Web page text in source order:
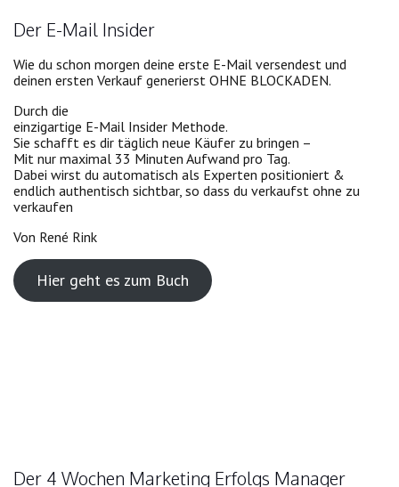
Der E-Mail Insider
Wie du schon morgen deine erste E-Mail versendest und
deinen ersten Verkauf generierst OHNE BLOCKADEN.
Durch die
einzigartige E-Mail Insider Methode.
Sie schafft es dir täglich neue Käufer zu bringen –
Mit nur maximal 33 Minuten Aufwand pro Tag.
Dabei wirst du automatisch als Experten positioniert &
endlich authentisch sichtbar, so dass du verkaufst ohne zu
verkaufen
Von René Rink
Hier geht es zum Buch
Der 4 Wochen Marketing Erfolgs Manager